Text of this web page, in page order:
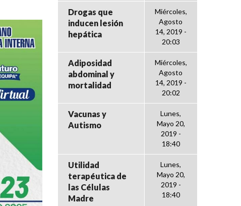
Drogas que
inducen lesión
hepática
Miércoles,
Agosto
14, 2019 -
20:03
Adiposidad
abdominal y
mortalidad
Miércoles,
Agosto
14, 2019 -
20:02
Vacunas y
Autismo
Lunes,
Mayo 20,
2019 -
18:40
Utilidad
terapéutica de
las Células
Madre
Lunes,
Mayo 20,
2019 -
18:40